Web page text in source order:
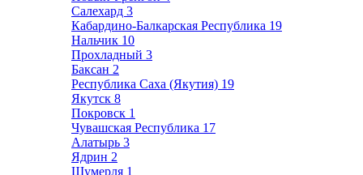
Салехард 3
Кабардино-Балкарская Республика 19
Нальчик 10
Прохладный 3
Баксан 2
Республика Саха (Якутия) 19
Якутск 8
Покровск 1
Чувашская Республика 17
Алатырь 3
Ядрин 2
Шумерля 1